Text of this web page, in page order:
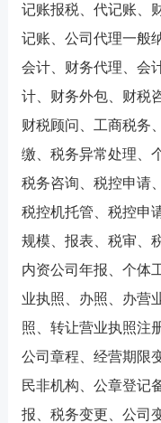
记账报税、代记账、
记账、公司代理一般
会计、财务代理、会
计、财务外包、财税
财税顾问、工商税务
缴、税务异常处理、
税务咨询、税控申请
税控机托管、税控申
规模、报表、税审、
内资公司年报、个体
业执照、办照、办营
照、转让营业执照注
公司章程、经营期限
民非机构、公章登记
报、税务变更、公司